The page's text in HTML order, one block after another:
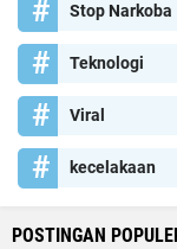
Stop Narkoba
Teknologi
Viral
kecelakaan
POSTINGAN